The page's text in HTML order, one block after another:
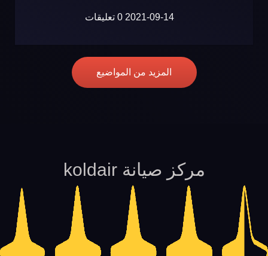
2021-09-14 0 تعليقات
المزيد من المواضيع
مركز صيانة koldair